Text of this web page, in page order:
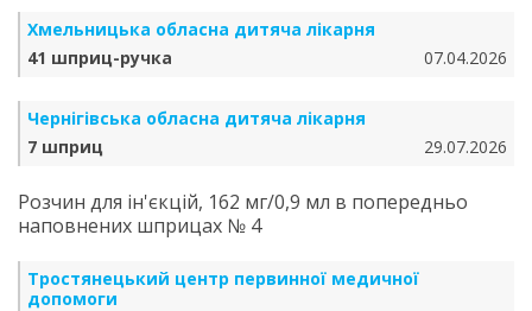
Хмельницька обласна дитяча лікарня
41 шприц-ручка
07.04.2026
Чернігівська обласна дитяча лікарня
7 шприц
29.07.2026
Розчин для ін'єкцій, 162 мг/0,9 мл в попередньо
наповнених шприцах № 4
Тростянецький центр первинної медичної
допомоги